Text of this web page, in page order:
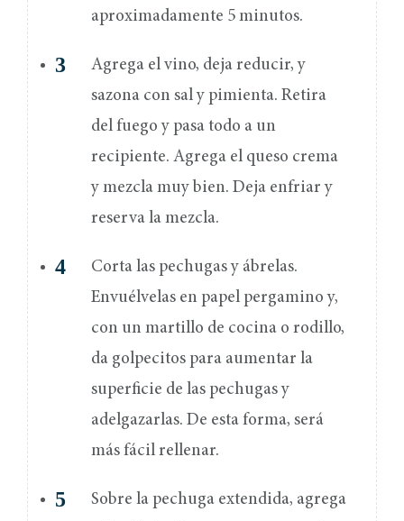
aproximadamente 5 minutos.
Agrega el vino, deja reducir, y
sazona con sal y pimienta. Retira
del fuego y pasa todo a un
recipiente. Agrega el queso crema
y mezcla muy bien. Deja enfriar y
reserva la mezcla.
Corta las pechugas y ábrelas.
Envuélvelas en papel pergamino y,
con un martillo de cocina o rodillo,
da golpecitos para aumentar la
superficie de las pechugas y
adelgazarlas. De esta forma, será
más fácil rellenar.
Sobre la pechuga extendida, agrega